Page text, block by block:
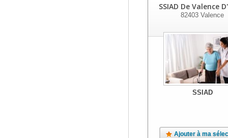
SSIAD De Valence
82403 Valence
SSIAD
Ajouter à ma